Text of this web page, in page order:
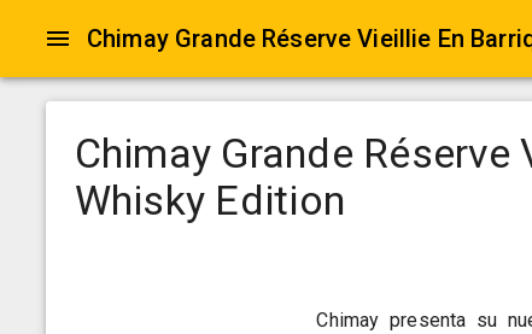
Chimay Grande
Whisky Edition
Chimay presenta su